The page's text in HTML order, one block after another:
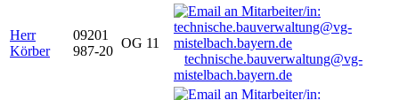
Herr
Körber
09201
987-20
OG 11
technische.bauverwaltung@vg-
mistelbach.bayern.de